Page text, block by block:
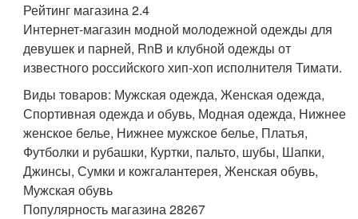
Рейтинг магазина 2.4
Интернет-магазин модной молодежной одежды для
девушек и парней, RnB и клубной одежды от
известного российского хип-хоп исполнителя Тимати.
Виды товаров: Мужская одежда, Женская одежда,
Спортивная одежда и обувь, Модная одежда, Нижнее
женское белье, Нижнее мужское белье, Платья,
Футболки и рубашки, Куртки, пальто, шубы, Шапки,
Джинсы, Сумки и кожгалантерея, Женская обувь,
Мужская обувь
Популярность магазина 28267